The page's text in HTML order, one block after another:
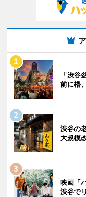
「渋
前に櫓
渋谷の
大規模
映画「
渋谷で